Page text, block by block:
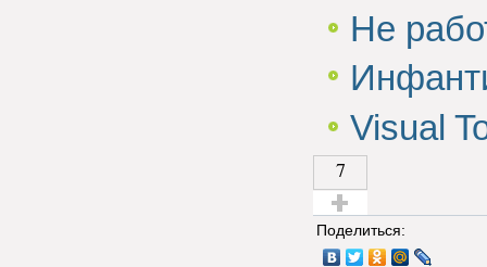
Не
Visual
7
Голос за!
Поделиться: